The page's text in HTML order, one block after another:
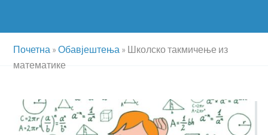
Почетна »Обавјештења » Школско такмичење из
математике